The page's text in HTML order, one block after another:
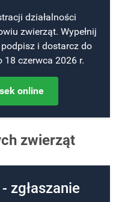
działalności
zwierząt. Wypełnij
i dostarcz do
18 czerwca 2026 r.
online
zwierząt
zgłaszanie